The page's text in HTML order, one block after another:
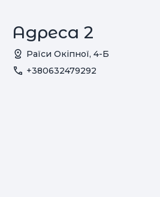
Адреса 2
Раїси Окіпної, 4-Б
+380632479292